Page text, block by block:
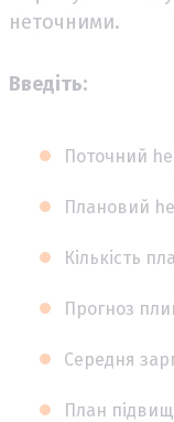
неточними.
Введіть:
Поточний
Плановий
Кількість
Прогноз
Середня
План